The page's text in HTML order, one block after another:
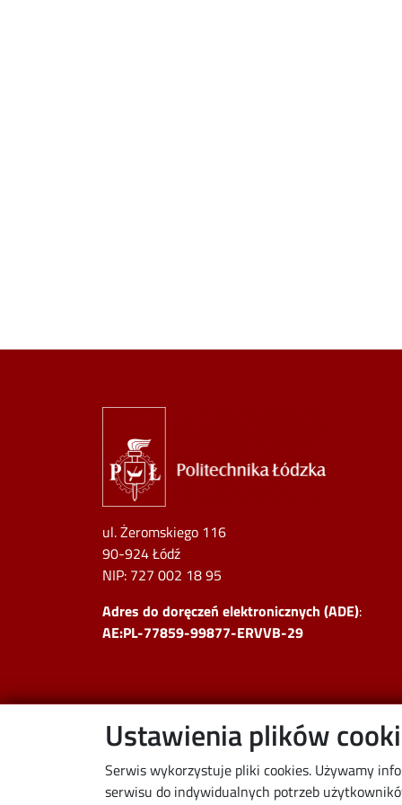
Ustawienia plików
Serwis wykorzystuje pliki cookies. Używamy
serwisu do indywidualnych potrzeb
ul. Żeromskiego 116
90-924 Łódź
NIP: 727 002 18 95
Adres do doręczeń elektronicznych (ADE):
AE:PL-77859-99877-ERVVB-29